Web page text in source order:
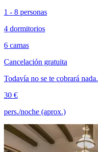
1 - 8 personas
4 dormitorios
6 camas
Cancelación gratuita
Todavía no se te cobrará nada.
30 €
pers./noche (aprox.)